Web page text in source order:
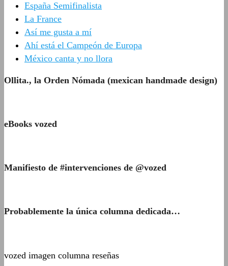
España Semifinalista
La France
Así me gusta a mí
Ahí está el Campeón de Europa
México canta y no llora
Ollita., la Orden Nómada (mexican handmade design)
eBooks vozed
Manifiesto de #intervenciones de @vozed
Probablemente la única columna dedicada…
vozed imagen columna reseñas